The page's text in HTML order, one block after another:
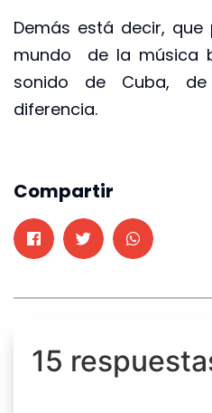
Demás está decir,
mundo de la música
sonido de Cuba,
diferencia.
Compartir
15